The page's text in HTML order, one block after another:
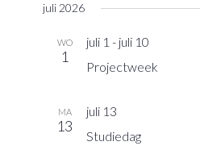
juli 2026
WO
1
juli 1 - juli 10
Projectweek
MA
13
juli 13
Studiedag